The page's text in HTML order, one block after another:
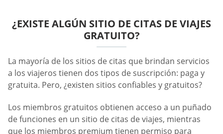
¿EXISTE ALGÚN SITIO DE CITAS DE VIAJES
GRATUITO?
La mayoría de los sitios de citas que brindan servicios
a los viajeros tienen dos tipos de suscripción: paga y
gratuita. Pero, ¿existen sitios confiables y gratuitos?
Los miembros gratuitos obtienen acceso a un puñado
de funciones en un sitio de citas de viajes, mientras
que los miembros premium tienen permiso para